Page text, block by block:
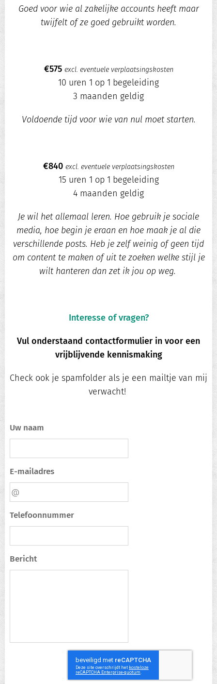
Goed voor wie al zakelijke accounts heeft maar
twijfelt of ze goed gebruikt worden.
€575 excl. eventuele verplaatsingskosten
10 uren 1 op 1 begeleiding
3 maanden geldig
Voldoende tijd voor wie van nul moet starten.
€840 excl. eventuele verplaatsingskosten
15 uren 1 op 1 begeleiding
4 maanden geldig
Je wil het allemaal leren. Hoe gebruik je sociale
media, hoe begin je eraan en hoe maak je al die
verschillende posts. Heb je zelf weinig of geen tijd
om content te maken of uit te zoeken welke stijl je
wilt hanteren dan zet ik jou op weg.
Interesse of vragen?
Vul onderstaand contactformulier in voor een
vrijblijvende kennismaking
Check ook je spamfolder als je een mailtje van mij
verwacht!
Uw naam
E-mailadres
Telefoonnummer
Bericht